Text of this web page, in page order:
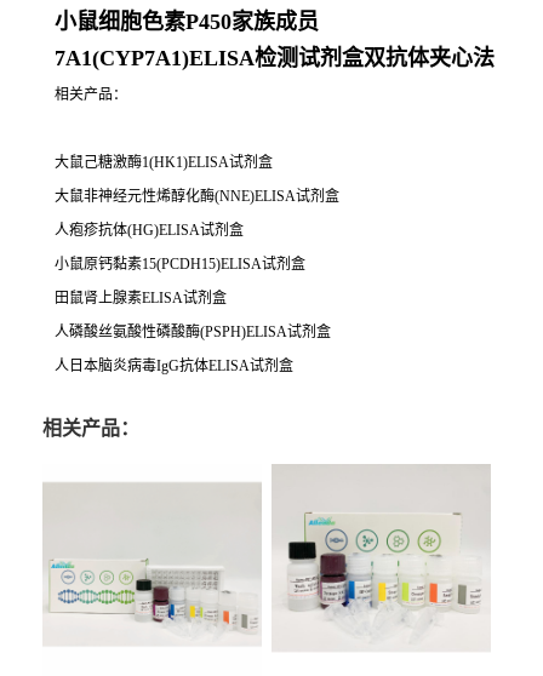
小鼠细胞色素P450家族成员
7A1(CYP7A1)ELISA检测试剂盒双抗体夹心法
相关产品：
大鼠己糖激酶1(HK1)ELISA试剂盒
大鼠非神经元性烯醇化酶(NNE)ELISA试剂盒
人疱疹抗体(HG)ELISA试剂盒
小鼠原钙黏素15(PCDH15)ELISA试剂盒
田鼠肾上腺素ELISA试剂盒
人磷酸丝氨酸性磷酸酶(PSPH)ELISA试剂盒
人日本脑炎病毒IgG抗体ELISA试剂盒
相关产品：